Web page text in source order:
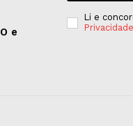
e
Li e
Privacidade